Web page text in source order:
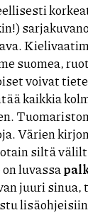
suomea,
voivat
kaikkia
Värien
siltä
luvassa
juuri sinua,